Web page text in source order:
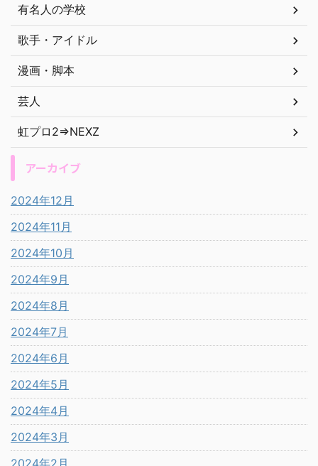
有名人の学校
歌手・アイドル
漫画・脚本
芸人
虹プロ2⇒NEXZ
アーカイブ
2024年12月
2024年11月
2024年10月
2024年9月
2024年8月
2024年7月
2024年6月
2024年5月
2024年4月
2024年3月
2024年2月